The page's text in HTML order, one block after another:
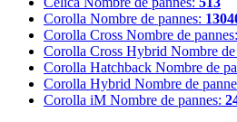
Corolla Nombre de pannes:
Corolla Cross Nombre de pannes:
Corolla Cross Hybrid Nombre de
Corolla Hatchback Nombre de
Corolla Hybrid Nombre de
Corolla iM Nombre de pannes: